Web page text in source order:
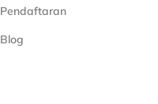
Pendaftaran
Blog